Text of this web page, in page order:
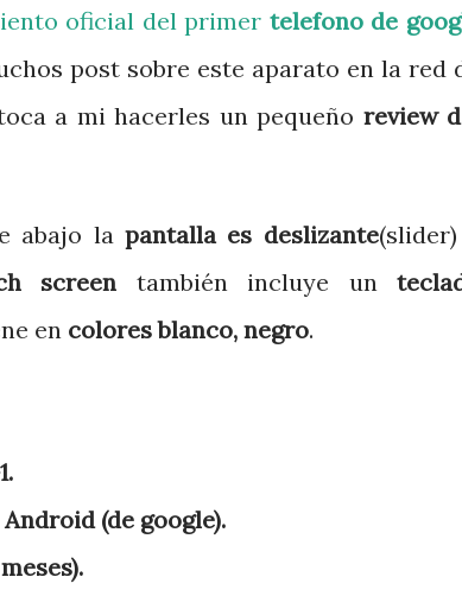
oficial del primer telefono de
post sobre este aparato en la red
a mi hacerles un pequeño review
abajo la pantalla es deslizante
screen también incluye un
en colores blanco, negro.
Android (de google).